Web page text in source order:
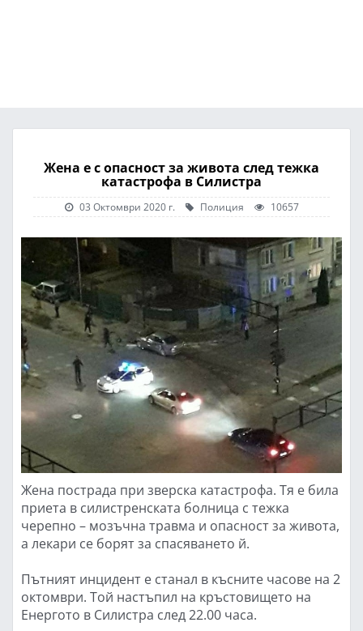
Жена е с опасност за живота след тежка
катастрофа в Силистра
03 Октомври 2020 г. Полиция 10657
Жена пострада при зверска катастрофа. Тя е била
приета в силистренската болница с тежка
черепно – мозъчна травма и опасност за живота,
а лекари се борят за спасяването й.
Пътният инцидент е станал в късните часове на 2
октомври. Той настъпил на кръстовището на
Енергото в Силистра след 22.00 часа.